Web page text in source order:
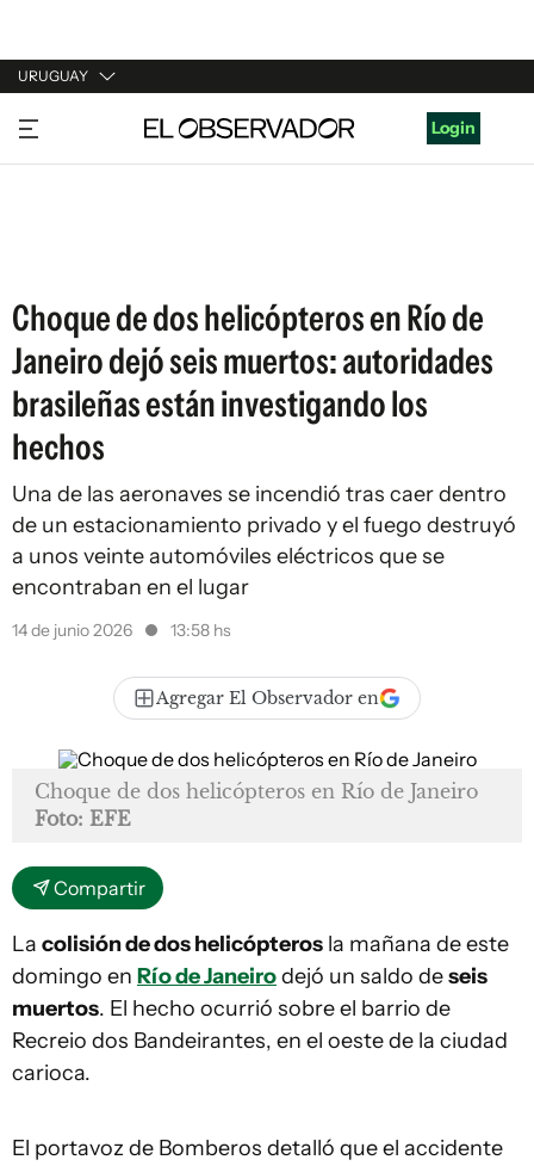
URUGUAY
URUGUAY
ARGENTINA
Login
Choque de dos helicópteros en Río de
Janeiro dejó seis muertos: autoridades
brasileñas están investigando los
hechos
Una de las aeronaves se incendió tras caer dentro
de un estacionamiento privado y el fuego destruyó
a unos veinte automóviles eléctricos que se
encontraban en el lugar
14 de junio 2026 13:58 hs
Agregar El Observador en
Choque de dos helicópteros en Río de Janeiro
Foto: EFE
Compartir
La colisión de dos helicópteros la mañana de este
domingo en Río de Janeirodejó un saldo deseis
muertos. El hecho ocurrió sobre el barrio de
Recreio dos Bandeirantes, en el oeste de la ciudad
carioca.
El portavoz de Bomberos detalló que el accidente